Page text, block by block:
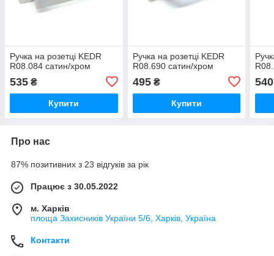
Ручка на розетці KEDR
R08.084 сатин/хром
535 ₴
Купити
Ручка на розетці KEDR
R08.690 сатин/хром
495₴
Купити
540
Про нас
87% позитивних з 23 відгуків за рік
Працює з 30.05.2022
м. Харків
площа Захисників України 5/6, Харків, Україна
Контакти